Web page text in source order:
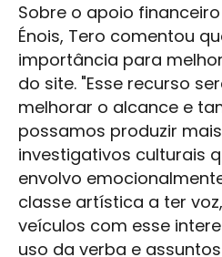
Sobre o apoio
Énois, Tero comentou
importância para
do site. "Esse recurso
melhorar o alcance e
possamos produzir
investigativos culturais
envolvo
classe artística a ter
veículos com esse
uso da verba e